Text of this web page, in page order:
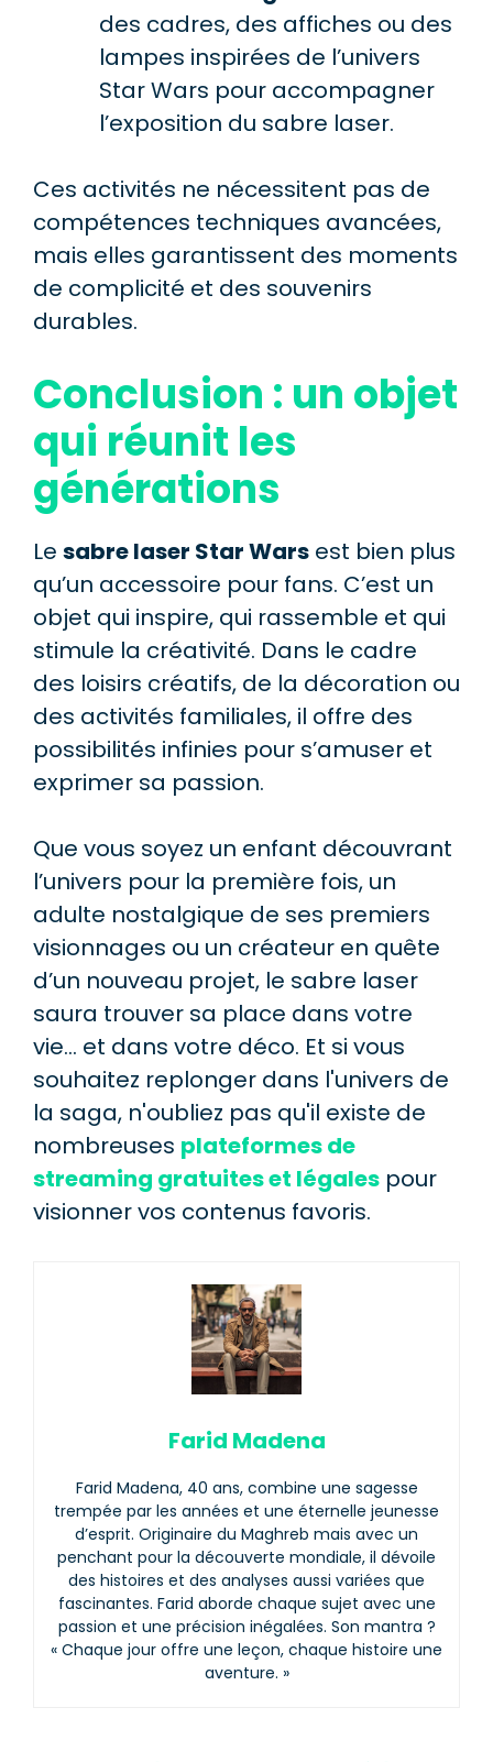
des cadres, des affiches ou des
lampes inspirées de l’univers
Star Wars pour accompagner
l’exposition du sabre laser.
Ces activités ne nécessitent pas de
compétences techniques avancées,
mais elles garantissent des moments
de complicité et des souvenirs
durables.
Conclusion : un objet
qui réunit les
générations
Le sabre laser Star Wars est bien plus
qu’un accessoire pour fans. C’est un
objet qui inspire, qui rassemble et qui
stimule la créativité. Dans le cadre
des loisirs créatifs, de la décoration ou
des activités familiales, il offre des
possibilités infinies pour s’amuser et
exprimer sa passion.
Que vous soyez un enfant découvrant
l’univers pour la première fois, un
adulte nostalgique de ses premiers
visionnages ou un créateur en quête
d’un nouveau projet, le sabre laser
saura trouver sa place dans votre
vie… et dans votre déco. Et si vous
souhaitez replonger dans l'univers de
la saga, n'oubliez pas qu'il existe de
nombreuses plateformes de
streaming gratuites et légales pour
visionner vos contenus favoris.
Farid Madena
Farid Madena, 40 ans, combine une sagesse
trempée par les années et une éternelle jeunesse
d’esprit. Originaire du Maghreb mais avec un
penchant pour la découverte mondiale, il dévoile
des histoires et des analyses aussi variées que
fascinantes. Farid aborde chaque sujet avec une
passion et une précision inégalées. Son mantra ?
« Chaque jour offre une leçon, chaque histoire une
aventure. »